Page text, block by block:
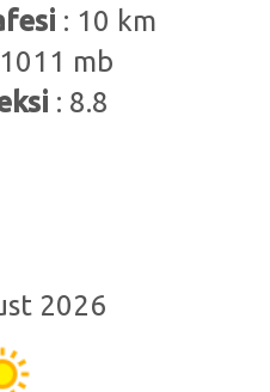
: 10 km
mb
: 8.8
2026